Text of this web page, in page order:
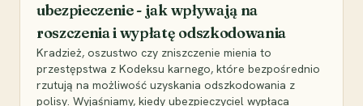
ubezpieczenie - jak wpływają na
roszczenia i wypłatę odszkodowania
Kradzież, oszustwo czy zniszczenie mienia to
przestępstwa z Kodeksu karnego, które bezpośrednio
rzutują na możliwość uzyskania odszkodowania z
polisy. Wyjaśniamy, kiedy ubezpieczyciel wypłaca